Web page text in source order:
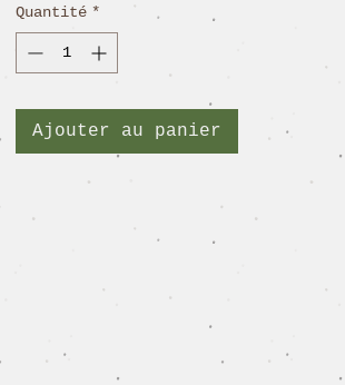
Quantité *
Ajouter au panier